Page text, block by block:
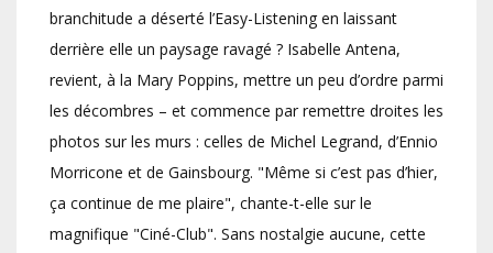
branchitude a déserté l’Easy-Listening en laissant
derrière elle un paysage ravagé ? Isabelle Antena,
revient, à la Mary Poppins, mettre un peu d’ordre parmi
les décombres – et commence par remettre droites les
photos sur les murs : celles de Michel Legrand, d’Ennio
Morricone et de Gainsbourg. "Même si c’est pas d’hier,
ça continue de me plaire", chante-t-elle sur le
magnifique "Ciné-Club". Sans nostalgie aucune, cette